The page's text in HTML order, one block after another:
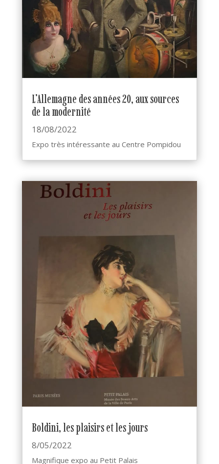
L’Allemagne des années 20, aux sources
de la modernité
18/08/2022
Expo très intéressante au Centre Pompidou
Boldini, les plaisirs et les jours
8/05/2022
Magnifique expo au Petit Palais